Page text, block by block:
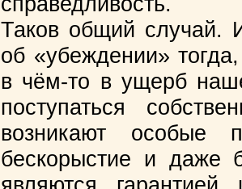
Таков общий случай.
об «убеждении»
в чём-то в ущерб
поступаться
возникают особые
бескорыстие и даже